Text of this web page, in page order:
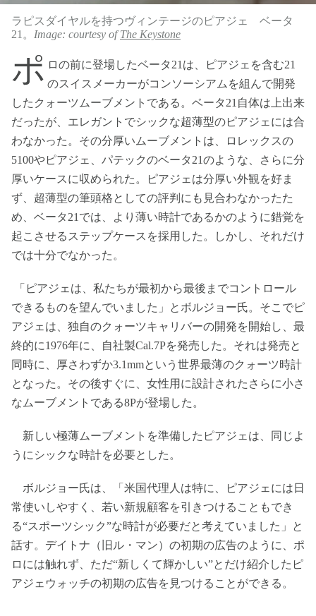
ラピスダイヤルを持つヴィンテージのピアジェ ベータ
21。 Image: courtesy ofThe Keystone
ポ ロの前に登場したベータ21は、ピアジェを含む21
のスイスメーカーがコンソーシアムを組んで開発
したクォーツムーブメントである。ベータ21自体は上出来
だったが、エレガントでシックな超薄型のピアジェには合
わなかった。その分厚いムーブメントは、ロレックスの
5100やピアジェ、パテックのベータ21のような、さらに分
厚いケースに収められた。ピアジェは分厚い外観を好ま
ず、超薄型の筆頭格としての評判にも見合わなかったた
め、ベータ21では、より薄い時計であるかのように錯覚を
起こさせるステップケースを採用した。しかし、それだけ
では十分でなかった。
「ピアジェは、私たちが最初から最後までコントロール
できるものを望んでいました」とボルジョー氏。そこでピ
アジェは、独自のクォーツキャリバーの開発を開始し、最
終的に1976年に、自社製Cal.7Pを発売した。それは発売と
同時に、厚さわずか3.1mmという世界最薄のクォーツ時計
となった。その後すぐに、女性用に設計されたさらに小さ
なムーブメントである8Pが登場した。
新しい極薄ムーブメントを準備したピアジェは、同じよ
うにシックな時計を必要とした。
ボルジョー氏は、「米国代理人は特に、ピアジェには日
常使いしやすく、若い新規顧客を引きつけることもでき
る“スポーツシック”な時計が必要だと考えていました」と
話す。デイトナ（旧ル・マン）の初期の広告のように、ポ
ロには触れず、ただ“新しくて輝かしい”とだけ紹介したピ
アジェウォッチの初期の広告を見つけることができる。